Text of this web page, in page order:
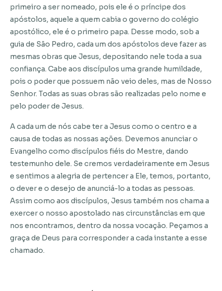
primeiro a ser nomeado, pois ele é o príncipe dos
apóstolos, aquele a quem cabia o governo do colégio
apostólico, ele é o primeiro papa. Desse modo, sob a
guia de São Pedro, cada um dos apóstolos deve fazer as
mesmas obras que Jesus, depositando nele toda a sua
confiança. Cabe aos discípulos uma grande humildade,
pois o poder que possuem não veio deles, mas de Nosso
Senhor. Todas as suas obras são realizadas pelo nome e
pelo poder de Jesus.
A cada um de nós cabe ter a Jesus como o centro e a
causa de todas as nossas ações. Devemos anunciar o
Evangelho como discípulos fiéis do Mestre, dando
testemunho dele. Se cremos verdadeiramente em Jesus
e sentimos a alegria de pertencer a Ele, temos, portanto,
o dever e o desejo de anunciá-lo a todas as pessoas.
Assim como aos discípulos, Jesus também nos chama a
exercer o nosso apostolado nas circunstâncias em que
nos encontramos, dentro da nossa vocação. Peçamos a
graça de Deus para corresponder a cada instante a esse
chamado.